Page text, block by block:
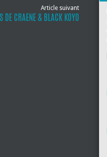
Article suivant
CRAENE & BLACK KOYO